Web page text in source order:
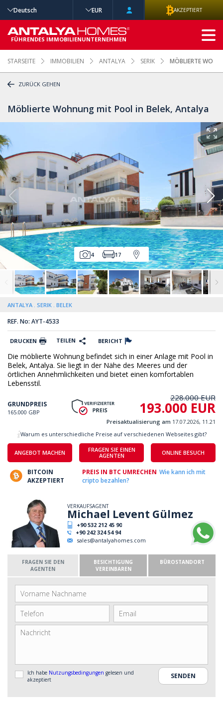
STARSEITE IMMOBILIEN ANTALYA SERIK MÖBLIERTE
ZURÜCK GEHEN
Möblierte Wohnung mit Pool in Belek, Antalya
4 17
ANTALYA SERIK BELEK
REF. No: AYT-4533
DRUCKEN TEILEN BERICHT
Die möblierte Wohnung befindet sich in einer Anlage mit Pool in
Belek, Antalya. Sie liegt in der Nähe des Meeres und der
örtlichen Annehmlichkeiten und bietet einen komfortablen
Lebensstil.
GRUNDPREIS
165.000 GBP
228.000 EUR
193.000 EUR
Preisaktualisierung am 17.07.2026, 11.21
ANGEBOT MACHEN
FRAGEN SIE EINEN
AGENTEN
ONLINE BESUCH
Warum es unterschiedliche Preise auf verschiedenen Webseites gibt?
BITCOIN
AKZEPTIERT
PREIS IN BTC UMRECHEN Wie kann ich mit
cripto bezahlen?
VERKAUFSAGENT
Michael Levent Gülmez
+90 532 212 45 90
+90 242 324 54 94
sales@antalyahomes.com
FRAGEN SIE DEN
AGENTEN
BESICHTIGUNG
VEREINBAREN
BÜROSTANDORT
Ich habe Nutzungsbedingungen gelesen und
akzeptiert
Deutsch EUR AKZEPTIERT
FÜHRENDES IMMOBILIENUNTERNEHMEN
ERWEITERTE
SUCHE